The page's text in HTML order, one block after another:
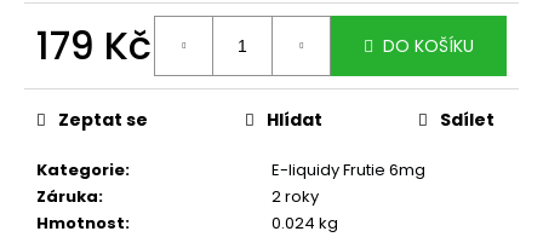
179 Kč DO KOŠÍKU
Kategorie:
E-liquidy Frutie 6mg
Záruka:
2 roky
Hmotnost:
0.024 kg
Zeptat se Hlídat Sdílet
o
o
č
u